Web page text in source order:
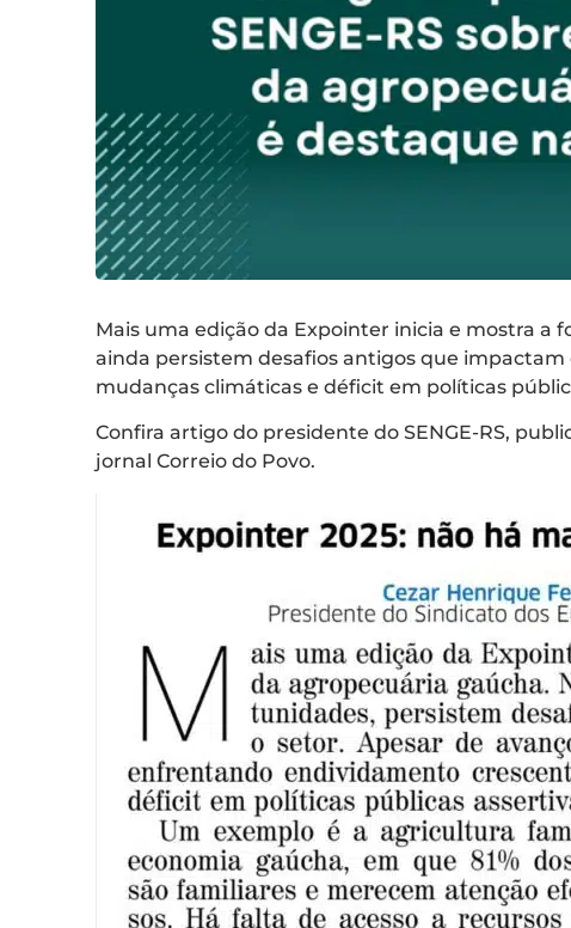
Mais uma edição da Expointer inicia e mostra a
ainda persistem desafios antigos que
mudanças climáticas e déficit em políticas
Confira artigo do presidente do SENGE-RS,
jornal Correio do Povo.